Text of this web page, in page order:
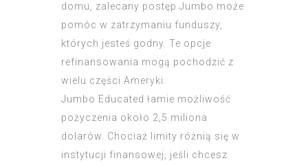
domu, zalecany postęp Jumbo może
pomóc w zatrzymaniu funduszy,
których jesteś godny. Te opcje
refinansowania mogą pochodzić z
wielu części Ameryki.
Jumbo Educated łamie możliwość
pożyczenia około 2,5 miliona
dolarów. Chociaż limity różnią się w
instytucji finansowej, jeśli chcesz